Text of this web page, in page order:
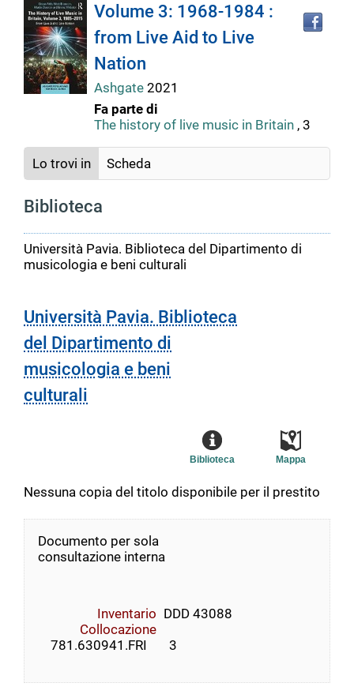
Dettaglio
del
documento
Volume 3: 1968-1984 :
from Live Aid to Live
Nation
Ashgate 2021
Fa parte di
The history of live music in Britain, 3
Lo trovi in Scheda
Biblioteca
Università Pavia. Biblioteca del Dipartimento di
musicologia e beni culturali
Università Pavia. Biblioteca
del Dipartimento di
musicologia e beni
culturali
Mappa
Biblioteca
Nessuna copia del titolo disponibile per il prestito
Documento per sola
consultazione interna
Inventario DDD 43088
Collocazione
    781.630941.FRI       3